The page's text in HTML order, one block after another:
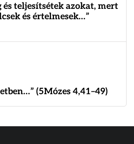
és teljesítsétek azokat, mert
és értelmesek…”
(5Mózes 4,41–49)